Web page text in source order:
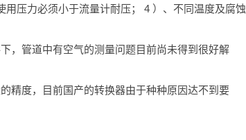
压力必须小于流量计耐压； 4 ）、不同温度及腐蚀
，管道中有空气的测量问题目前尚未得到很好解
精度，目前国产的转换器由于种种原因达不到要